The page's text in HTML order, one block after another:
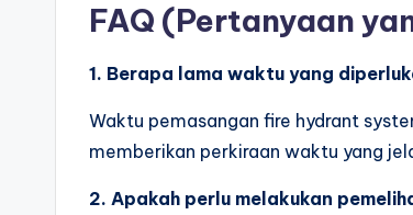
FAQ (Pertanyaan
1. Berapa lama waktu yang
Waktu pemasangan fire hydrant
memberikan perkiraan waktu yang
2. Apakah perlu melakukan